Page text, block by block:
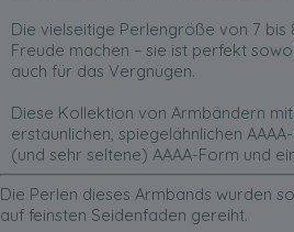
Die vielseitige Perlengröße von 7 bis
Freude machen – sie ist perfekt
auch für das Vergnügen.
Diese Kollektion von Armbändern
erstaunlichen, spiegelähnlichen
(und sehr seltene) AAAA-Form und
Die Perlen dieses Armbands wurden
auf feinsten Seidenfaden gereiht.